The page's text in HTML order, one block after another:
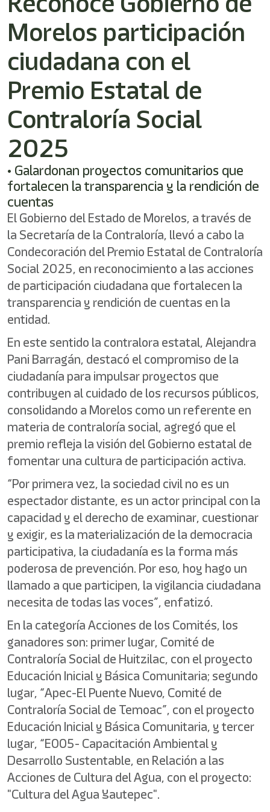
Este
acceso
directo
lector
de
pantalla
para
ayudarle
navegar
interactuar
con
contenido.
Morelos participación
ciudadana con el
Premio Estatal de
Contraloría Social
2025
• Galardonan proyectos comunitarios que
fortalecen la transparencia y la rendición de
cuentas
El Gobierno del Estado de Morelos, a través de
la Secretaría de la Contraloría, llevó a cabo la
Condecoración del Premio Estatal de Contraloría
Social 2025, en reconocimiento a las acciones
de participación ciudadana que fortalecen la
transparencia y rendición de cuentas en la
entidad.
En este sentido la contralora estatal, Alejandra
Pani Barragán, destacó el compromiso de la
ciudadanía para impulsar proyectos que
contribuyen al cuidado de los recursos públicos,
consolidando a Morelos como un referente en
materia de contraloría social, agregó que el
premio refleja la visión del Gobierno estatal de
fomentar una cultura de participación activa.
“Por primera vez, la sociedad civil no es un
espectador distante, es un actor principal con la
capacidad y el derecho de examinar, cuestionar
y exigir, es la materialización de la democracia
participativa, la ciudadanía es la forma más
poderosa de prevención. Por eso, hoy hago un
llamado a que participen, la vigilancia ciudadana
necesita de todas las voces”, enfatizó.
En la categoría Acciones de los Comités, los
ganadores son: primer lugar, Comité de
Contraloría Social de Huitzilac, con el proyecto
Educación Inicial y Básica Comunitaria; segundo
lugar, “Apec-El Puente Nuevo, Comité de
Contraloría Social de Temoac”, con el proyecto
Educación Inicial y Básica Comunitaria, y tercer
lugar, “E005- Capacitación Ambiental y
Desarrollo Sustentable, en Relación a las
Acciones de Cultura del Agua, con el proyecto:
"Cultura del Agua Yautepec".